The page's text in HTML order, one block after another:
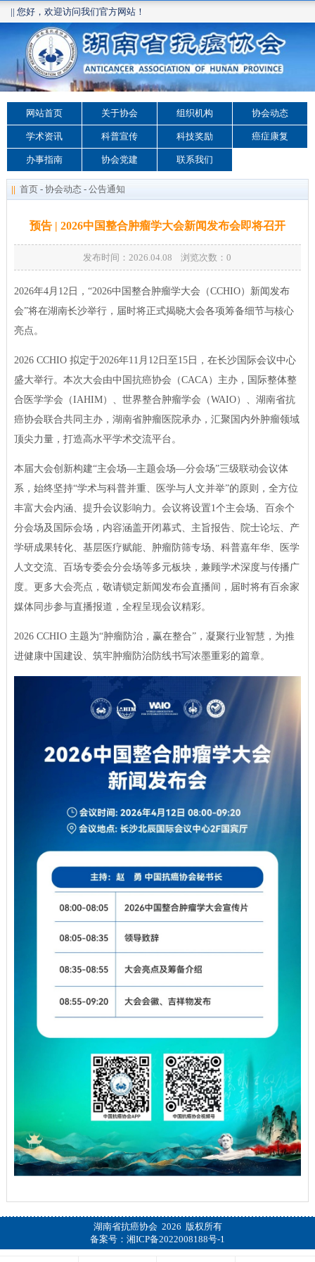
|| 您好，欢迎访问我们官方网站！
网站首页 关于协会 组织机构 协会动态
学术资讯 科普宣传 科技奖励 癌症康复
办事指南 协会党建 联系我们
|| 首页 - 协会动态 - 公告通知
预告 | 2026中国整合肿瘤学大会新闻发布会即将召开
发布时间：2026.04.08 浏览次数：0
2026年4月12日，“2026中国整合肿瘤学大会（CCHIO）新闻发布
会”将在湖南长沙举行，届时将正式揭晓大会各项筹备细节与核心
亮点。
2026 CCHIO 拟定于2026年11月12日至15日，在长沙国际会议中心
盛大举行。本次大会由中国抗癌协会（CACA）主办，国际整体整
合医学学会（IAHIM）、世界整合肿瘤学会（WAIO）、湖南省抗
癌协会联合共同主办，湖南省肿瘤医院承办，汇聚国内外肿瘤领域
顶尖力量，打造高水平学术交流平台。
本届大会创新构建“主会场—主题会场—分会场”三级联动会议体
系，始终坚持“学术与科普并重、医学与人文并举”的原则，全方位
丰富大会内涵、提升会议影响力。会议将设置1个主会场、百余个
分会场及国际会场，内容涵盖开闭幕式、主旨报告、院士论坛、产
学研成果转化、基层医疗赋能、肿瘤防筛专场、科普嘉年华、医学
人文交流、百场专委会分会场等多元板块，兼顾学术深度与传播广
度。更多大会亮点，敬请锁定新闻发布会直播间，届时将有百余家
媒体同步参与直播报道，全程呈现会议精彩。
2026 CCHIO 主题为“肿瘤防治，赢在整合”，凝聚行业智慧，为推
进健康中国建设、筑牢肿瘤防治防线书写浓墨重彩的篇章。
湖南省抗癌协会 2026 版权所有
备案号： 湘ICP备2022008188号-1